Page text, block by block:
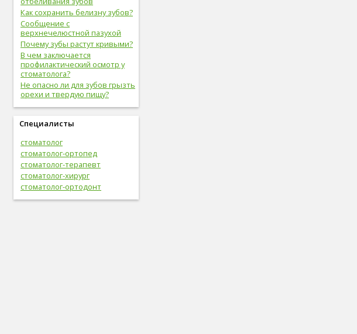
Как сохранить белизну зубов?
Сообщение с
верхнечелюстной пазухой
Почему зубы растут кривыми?
В чем заключается
профилактический осмотр у
стоматолога?
Не опасно ли для зубов грызть
орехи и твердую пищу?
Специалисты
стоматолог
стоматолог-ортопед
стоматолог-терапевт
стоматолог-хирург
стоматолог-ортодонт